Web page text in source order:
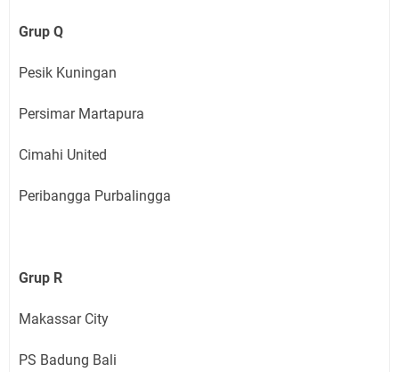
Grup Q
Pesik Kuningan
Persimar Martapura
Cimahi United
Peribangga Purbalingga
Grup R
Makassar City
PS Badung Bali